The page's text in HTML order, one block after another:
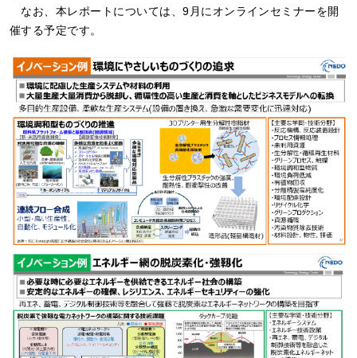
なお、本レポートについては、9月にオンラインセミナーを開
催する予定です。